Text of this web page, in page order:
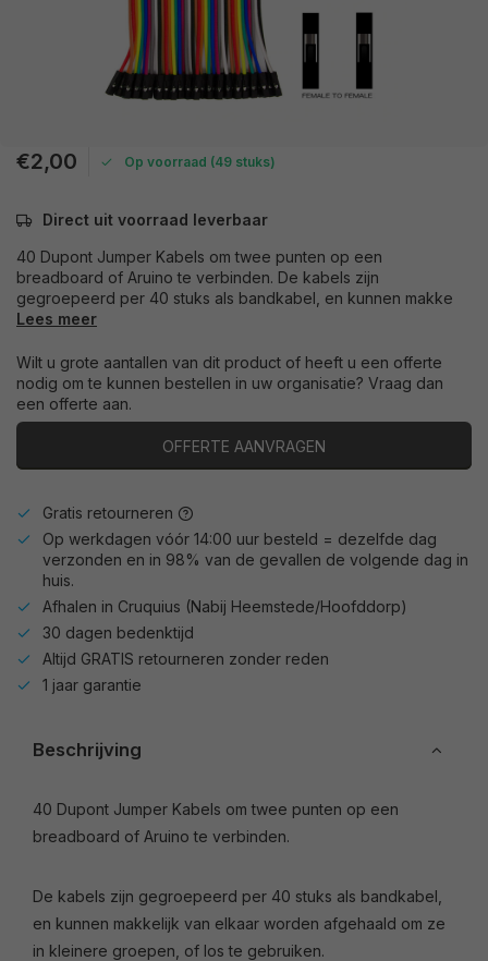
€2,00 Op voorraad (49 stuks)
Direct uit voorraad leverbaar
40 Dupont Jumper Kabels om twee punten op een
breadboard of Aruino te verbinden. De kabels zijn
gegroepeerd per 40 stuks als bandkabel, en kunnen makke
Lees meer
Wilt u grote aantallen van dit product of heeft u een offerte
nodig om te kunnen bestellen in uw organisatie? Vraag dan
een offerte aan.
OFFERTE AANVRAGEN
Gratis retourneren
Op werkdagen vóór 14:00 uur besteld = dezelfde dag
verzonden en in 98% van de gevallen de volgende dag in
huis.
Afhalen in Cruquius (Nabij Heemstede/Hoofddorp)
30 dagen bedenktijd
Altijd GRATIS retourneren zonder reden
1 jaar garantie
Beschrijving
40 Dupont Jumper Kabels om twee punten op een
breadboard of Aruino te verbinden.
De kabels zijn gegroepeerd per 40 stuks als bandkabel,
en kunnen makkelijk van elkaar worden afgehaald om ze
in kleinere groepen, of los te gebruiken.